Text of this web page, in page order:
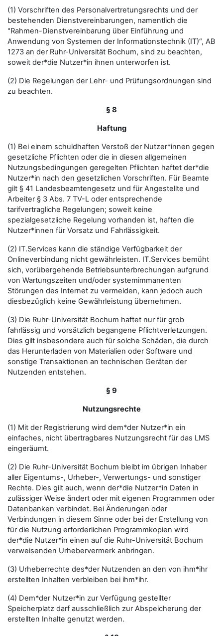
(1) Vorschriften des Personalvertretungsrechts und der
bestehenden Dienstvereinbarungen, namentlich die
"Rahmen-Dienstvereinbarung über Einführung und
Anwendung von Systemen der Informationstechnik (IT)“, AB
1273 an der Ruhr-Universität Bochum, sind zu beachten,
soweit der*die Nutzer*in ihnen unterworfen ist.
(2) Die Regelungen der Lehr- und Prüfungsordnungen sind
zu beachten.
§ 8
Haftung
(1) Bei einem schuldhaften Verstoß der Nutzer*innen gegen
gesetzliche Pflichten oder die in diesen allgemeinen
Nutzungsbedingungen geregelten Pflichten haftet der*die
Nutzer*in nach den gesetzlichen Vorschriften. Für Beamte
gilt § 41 Landesbeamtengesetz und für Angestellte und
Arbeiter § 3 Abs. 7 TV-L oder entsprechende
tarifvertragliche Regelungen; soweit keine
spezialgesetzliche Regelung vorhanden ist, haften die
Nutzer*innen für Vorsatz und Fahrlässigkeit.
(2) IT.Services kann die ständige Verfügbarkeit der
Onlineverbindung nicht gewährleisten. IT.Services bemüht
sich, vorübergehende Betriebsunterbrechungen aufgrund
von Wartungszeiten und/oder systemimmanenten
Störungen des Internet zu vermeiden, kann jedoch auch
diesbezüglich keine Gewährleistung übernehmen.
(3) Die Ruhr-Universität Bochum haftet nur für grob
fahrlässig und vorsätzlich begangene Pflichtverletzungen.
Dies gilt insbesondere auch für solche Schäden, die durch
das Herunterladen von Materialien oder Software und
sonstige Transaktionen an technischen Geräten der
Nutzenden entstehen.
§ 9
Nutzungsrechte
(1) Mit der Registrierung wird dem*der Nutzer*in ein
einfaches, nicht übertragbares Nutzungsrecht für das LMS
eingeräumt.
(2) Die Ruhr-Universität Bochum bleibt im übrigen Inhaber
aller Eigentums-, Urheber-, Verwertungs- und sonstiger
Rechte. Dies gilt auch, wenn der*die Nutzer*in Daten in
zulässiger Weise ändert oder mit eigenen Programmen oder
Datenbanken verbindet. Bei Änderungen oder
Verbindungen in diesem Sinne oder bei der Erstellung von
für die Nutzung erforderlichen Programmkopien wird
der*die Nutzer*in einen auf die Ruhr-Universität Bochum
verweisenden Urhebervermerk anbringen.
(3) Urheberrechte des*der Nutzenden an den von ihm*ihr
erstellten Inhalten verbleiben bei ihm*ihr.
(4) Dem*der Nutzer*in zur Verfügung gestellter
Speicherplatz darf ausschließlich zur Abspeicherung der
erstellten Inhalte genutzt werden.